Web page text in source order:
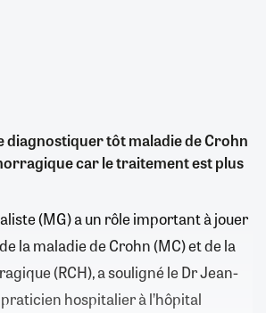
diagnostiquer tôt maladie de Crohn
car le traitement est plus
(MG) a un rôle important à jouer
la maladie de Crohn (MC) et de la
(RCH), a souligné le Dr Jean-
hospitalier à l’hôpital